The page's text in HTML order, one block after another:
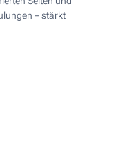
– stärkt